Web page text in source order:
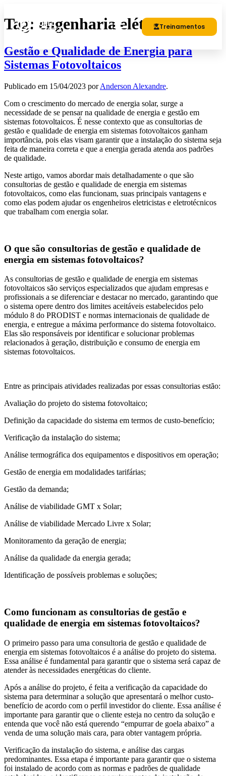
Treinamentos
Tag: engenharia elétrica
Gestão e Qualidade de Energia para
Sistemas Fotovoltaicos
Publicado em 15/04/2023 porAnderson Alexandre.
Com o crescimento do mercado de energia solar, surge a
necessidade de se pensar na qualidade de energia e gestão em
sistemas fotovoltaicos. É nesse contexto que as consultorias de
gestão e qualidade de energia em sistemas fotovoltaicos ganham
importância, pois elas visam garantir que a instalação do sistema seja
feita de maneira correta e que a energia gerada atenda aos padrões
de qualidade.
Neste artigo, vamos abordar mais detalhadamente o que são
consultorias de gestão e qualidade de energia em sistemas
fotovoltaicos, como elas funcionam, suas principais vantagens e
como elas podem ajudar os engenheiros eletricistas e eletrotécnicos
que trabalham com energia solar.
O que são consultorias de gestão e qualidade de
energia em sistemas fotovoltaicos?
As consultorias de gestão e qualidade de energia em sistemas
fotovoltaicos são serviços especializados que ajudam empresas e
profissionais a se diferenciar e destacar no mercado, garantindo que
o sistema opere dentro dos limites aceitáveis estabelecidos pelo
módulo 8 do PRODIST e normas internacionais de qualidade de
energia, e entregue a máxima performance do sistema fotovoltaico.
Elas são responsáveis por identificar e solucionar problemas
relacionados à geração, distribuição e consumo de energia em
sistemas fotovoltaicos.
Entre as principais atividades realizadas por essas consultorias estão:
Avaliação do projeto do sistema fotovoltaico;
Definição da capacidade do sistema em termos de custo-benefício;
Verificação da instalação do sistema;
Análise termográfica dos equipamentos e dispositivos em operação;
Gestão de energia em modalidades tarifárias;
Gestão da demanda;
Análise de viabilidade GMT x Solar;
Análise de viabilidade Mercado Livre x Solar;
Monitoramento da geração de energia;
Análise da qualidade da energia gerada;
Identificação de possíveis problemas e soluções;
Como funcionam as consultorias de gestão e
qualidade de energia em sistemas fotovoltaicos?
O primeiro passo para uma consultoria de gestão e qualidade de
energia em sistemas fotovoltaicos é a análise do projeto do sistema.
Essa análise é fundamental para garantir que o sistema será capaz de
atender às necessidades energéticas do cliente.
Após a análise do projeto, é feita a verificação da capacidade do
sistema para determinar a solução que apresentará o melhor custo-
benefício de acordo com o perfil investidor do cliente. Essa análise é
importante para garantir que o cliente esteja no centro da solução e
entenda que você não está querendo “empurrar de goela abaixo” a
venda de uma solução mais cara, para obter vantagem própria.
Verificação da instalação do sistema, e análise das cargas
predominantes. Essa etapa é importante para garantir que o sistema
foi instalado de acordo com as normas e padrões de qualidade